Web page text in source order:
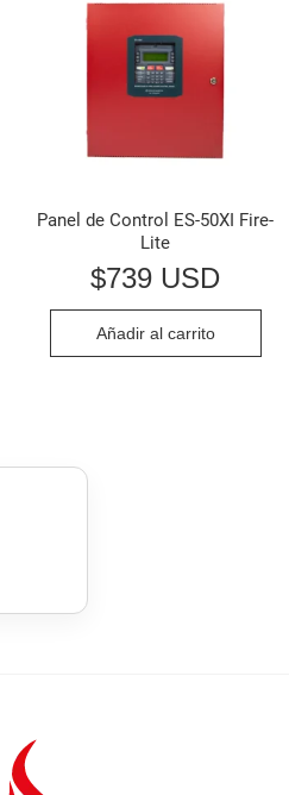
Panel de Control ES-50XI Fire-
Lite
$739 USD
Añadir al carrito